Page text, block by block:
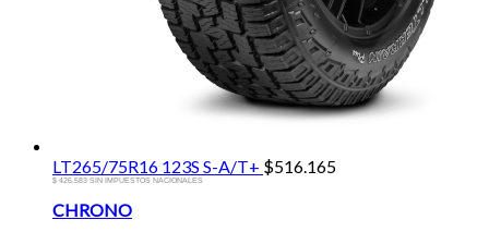
LT265/75R16 123S S-A/T+ $516.165
$ 426.583 SIN IMPUESTOS NACIONALES
Brands
CHRONO